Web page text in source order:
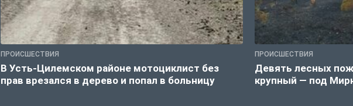
ПРОИСШЕСТВИЯ
В Усть-Цилемском районе мотоциклист без
прав врезался в дерево и попал в больницу
ПРОИСШЕСТВИЯ
Девять лесных
крупный — под